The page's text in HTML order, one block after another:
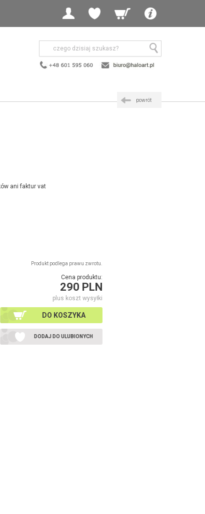
powrót
ani faktur vat
Produkt podlega prawu zwrotu.
Cena produktu:
290 PLN
plus koszt wysyłki
DO KOSZYKA
DODAJ DO ULUBIONYCH